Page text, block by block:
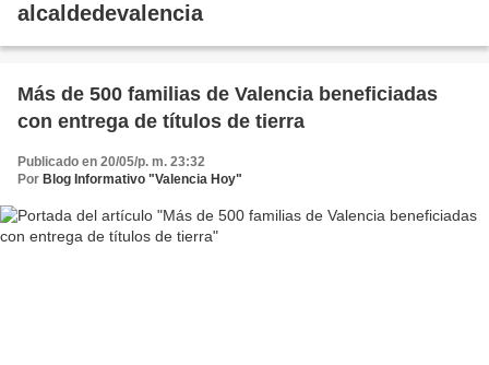
alcaldedevalencia
Más de 500 familias de Valencia beneficiadas
con entrega de títulos de tierra
Publicado en 20/05/p. m. 23:32
Por Blog Informativo "Valencia Hoy"